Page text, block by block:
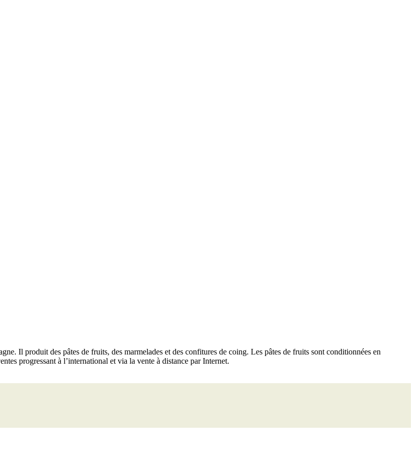
Il produit des pâtes de fruits, des marmelades et des confitures de coing. Les pâtes de fruits sont conditionnées en
progressant à l’international et via la vente à distance par Internet.